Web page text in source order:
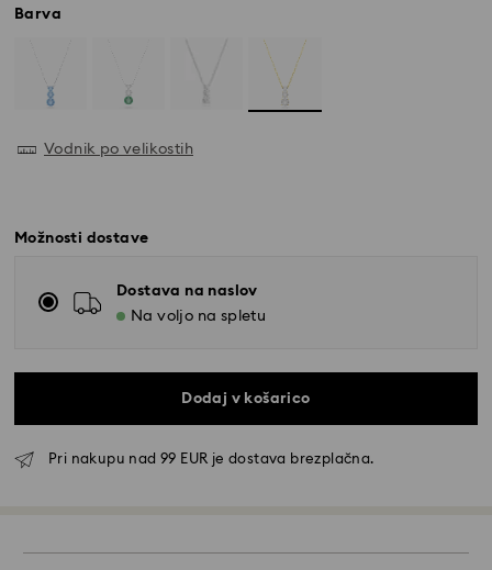
Barva
Vodnik po velikostih
Možnosti dostave
Dostava na naslov
Na voljo na spletu
Dodaj v košarico
Pri nakupu nad 99 EUR je dostava brezplačna.
Standardna dostava - GLS